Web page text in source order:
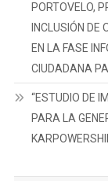
PORTOVELO,
INCLUSIÓN
EN LA FASE
CIUDADANA
“ESTUDIO DE
PARA LA